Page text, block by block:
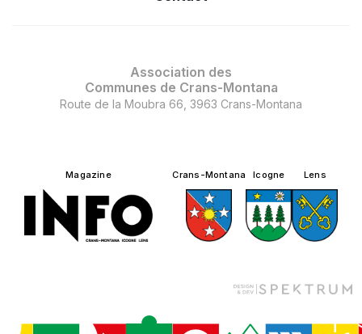
Association des
Communes de Crans-Montana
Route de la Moubra 66, 3963 Crans-Montana
Magazine Crans-Montana Icogne Lens